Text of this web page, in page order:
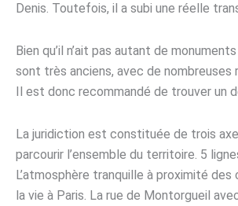
Denis. Toutefois, il a subi une réelle
Bien qu’il n’ait pas autant de
sont très anciens, avec de nombreuses
Il est donc recommandé de trouver un
La juridiction est constituée de trois
parcourir l’ensemble du territoire. 5
L’atmosphère tranquille à proximité
la vie à Paris. La rue de Montorgueil